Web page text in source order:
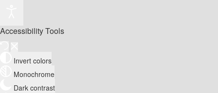
Accessibility Tools
Invert colors
Monochrome
Dark contrast